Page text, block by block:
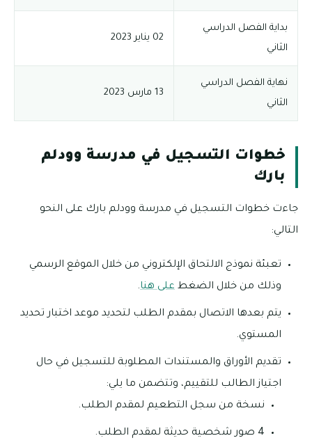
بداية الفصل الدراسي
الثاني
02 يناير 2023
نهاية الفصل الدراسي
الثاني
13 مارس 2023
خطوات التسجيل في مدرسة وودلم
بارك
جاءت خطوات التسجيل في مدرسة وودلم بارك على النحو
التالي:
تعبئة نموذج الالتحاق الإلكتروني من خلال الموقع الرسمي
وذلك من خلال الضغط على هنا.
يتم بعدها الاتصال بمقدم الطلب لتحديد موعد اختبار تحديد
المستوي.
تقديم الأوراق والمستندات المطلوبة للتسجيل في حال
اجتياز الطالب للتقييم، وتتضمن ما يلي:
نسخة من سجل التطعيم لمقدم الطلب.
4 صور شخصية حديثة لمقدم الطلب.